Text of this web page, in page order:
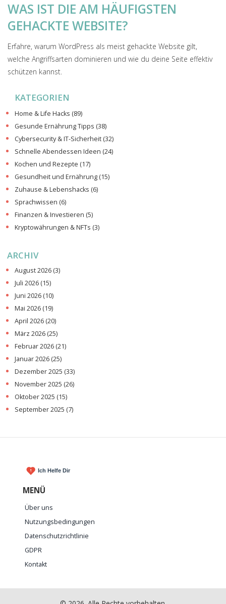
WAS IST DIE AM HÄUFIGSTEN
GEHACKTE WEBSITE?
Erfahre, warum WordPress als meist gehackte Website gilt,
welche Angriffsarten dominieren und wie du deine Seite effektiv
schützen kannst.
KATEGORIEN
Home & Life Hacks (89)
Gesunde Ernährung Tipps (38)
Cybersecurity & IT-Sicherheit (32)
Schnelle Abendessen Ideen (24)
Kochen und Rezepte (17)
Gesundheit und Ernährung (15)
Zuhause & Lebenshacks (6)
Sprachwissen (6)
Finanzen & Investieren (5)
Kryptowährungen & NFTs (3)
ARCHIV
August 2026 (3)
Juli 2026 (15)
Juni 2026 (10)
Mai 2026 (19)
April 2026 (20)
März 2026 (25)
Februar 2026 (21)
Januar 2026 (25)
Dezember 2025 (33)
November 2025 (26)
Oktober 2025 (15)
September 2025 (7)
MENÜ
Über uns
Nutzungsbedingungen
Datenschutzrichtlinie
GDPR
Kontakt